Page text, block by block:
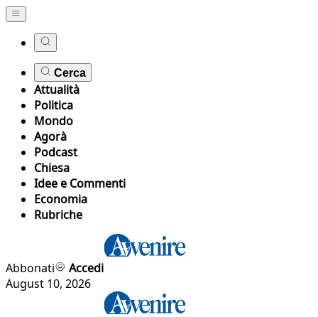
Cerca
Attualità
Politica
Mondo
Agorà
Podcast
Chiesa
Idee e Commenti
Economia
Rubriche
Abbonati
Accedi
August 10, 2026